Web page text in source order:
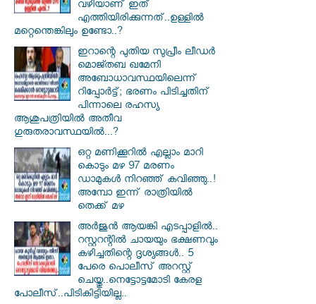
വഴിയാണ് ഇത്
എത്തിയിരിക്കുന്നത്..ഉള്ളിൽ
മറ്റെന്തെങ്കിലും ഉണ്ടോ..?
ഇറാന്റെ പുതിയ സുപ്രീം ലീഡർ
മൊജ്തബ ഖമേനി
അബോധാവസ്ഥയിലെന്ന്
റിപ്പോർട്ട്; ഭരണം പിടിച്ചതിന്
പിന്നാലെ രഹസ്യ
ആശുപത്രിയിൽ അതീവ
ഗുരുതരാവസ്ഥയിൽ...?
ഒറ്റ മണിക്കൂറിൽ എല്ലാം മാറി
കൊടും മഴ 97 മരണം
ഡാമുകൾ നിറഞ്ഞ് കവിഞ്ഞു..!
അമ്പോ ഇന്ന് രാത്രിയിൽ
തെക്ക് മഴ
അർജുൻ ആയങ്കി എടപ്പാളിൽ..
റസ്റ്ററന്റിൽ ചായയും ഭക്ഷണവും
കഴിച്ചതിന്റെ ദൃശ്യങ്ങൾ.. 5
പേരെ പൊലീസ് അറസ്റ്റ്
ചെയ്തു..നെട്ടോട്ടമോടി കേരള
പോലീസ്..പിടികിട്ടിയില്ല..